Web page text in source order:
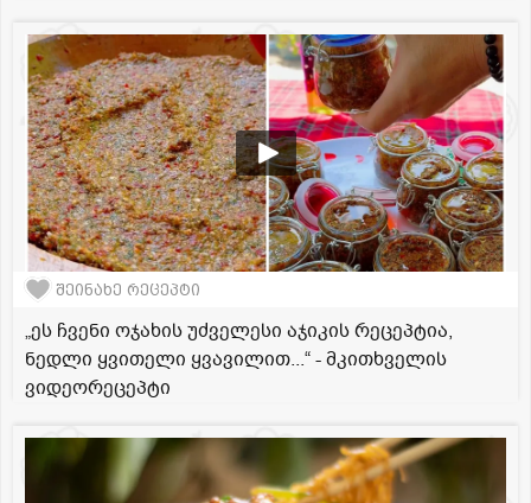
შეინახე რეცეპტი
„ეს ჩვენი ოჯახის უძველესი აჯიკის რეცეპტია,
ნედლი ყვითელი ყვავილით...“ - მკითხველის
ვიდეორეცეპტი